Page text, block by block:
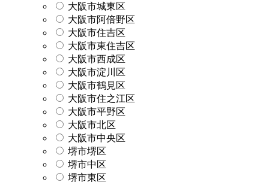
大阪市城東区
大阪市阿倍野区
大阪市住吉区
大阪市東住吉区
大阪市西成区
大阪市淀川区
大阪市鶴見区
大阪市住之江区
大阪市平野区
大阪市北区
大阪市中央区
堺市堺区
堺市中区
堺市東区